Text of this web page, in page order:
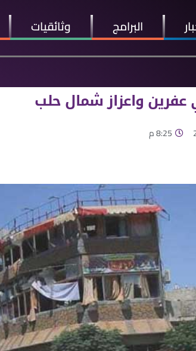
البرامج وثائقيات
عفرين واعزاز شمال حلب
8:25 م